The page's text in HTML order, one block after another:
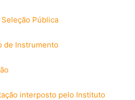
Pública
de Instrumento
interposto pelo Instituto